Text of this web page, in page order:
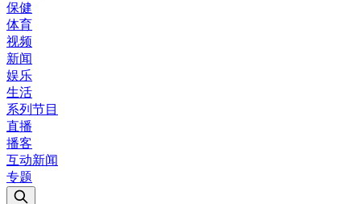
保健
体育
视频
新闻
娱乐
生活
系列节目
直播
播客
互动新闻
专题